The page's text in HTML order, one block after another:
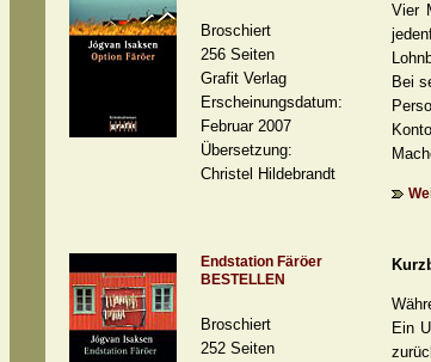
Broschiert
256 Seiten
Grafit Verlag
Erscheinungsdatum:
Februar 2007
Übersetzung:
Christel Hildebrandt
Vier
Bei
Endstation Färöer
BESTELLEN
Broschiert
252 Seiten
Ein